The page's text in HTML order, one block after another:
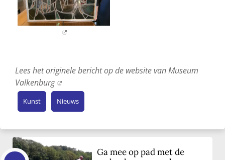
Lees het originele bericht op de website van Museum
Valkenburg
Kunst Nieuws
Ga mee op pad met de